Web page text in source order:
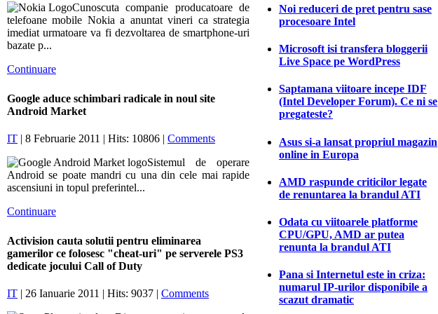
Cunoscuta companie producatoare de
telefoane mobile Nokia a anuntat vineri ca strategia
imediat urmatoare va fi dezvoltarea de smartphone-uri
bazate p...
Continuare
Google aduce schimbari radicale in noul site
Android Market
IT | 8 Februarie 2011 | Hits: 10806 | Comments
Sistemul de operare
Android se poate mandri cu una din cele mai rapide
ascensiuni in topul preferintel...
Continuare
Activision cauta solutii pentru eliminarea
gamerilor ce folosesc "cheat-uri" pe serverele PS3
dedicate jocului Call of Duty
IT | 26 Ianuarie 2011 | Hits: 9037 | Comments
Noi reduceri de pret pentru sase
procesoare Intel
Microsoft isi transfera bloggerii
Live Space pe WordPress
Saptamana viitoare incepe IDF
(Intel Developer Forum). Ce ni se
pregateste?
Asus si-a lansat propriul magazin
online in Europa
AMD raspunde criticilor legate
de renuntarea la brandul ATI
Odata cu viitoarele platforme
CPU/GPU, AMD ar putea
renunta la brandul ATI
Pana si Internetul este in criza:
numarul IP-urilor disponibile a
scazut dramatic